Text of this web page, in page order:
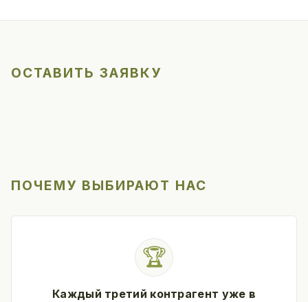
ОСТАВИТЬ ЗАЯВКУ
ПОЧЕМУ ВЫБИРАЮТ НАС
🏆
Каждый третий контрагент уже в